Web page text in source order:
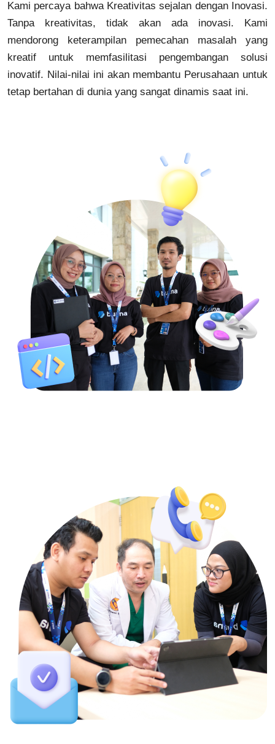
Kami percaya bahwa Kreativitas sejalan dengan Inovasi.
Tanpa kreativitas, tidak akan ada inovasi. Kami
mendorong keterampilan pemecahan masalah yang
kreatif untuk memfasilitasi pengembangan solusi
inovatif. Nilai-nilai ini akan membantu Perusahaan untuk
tetap bertahan di dunia yang sangat dinamis saat ini.